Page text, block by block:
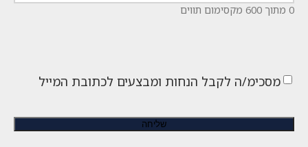
0 מתוך 600 מקסימום תווים
מסכימ/ה לקבל הנחות ומבצעים לכתובת המייל